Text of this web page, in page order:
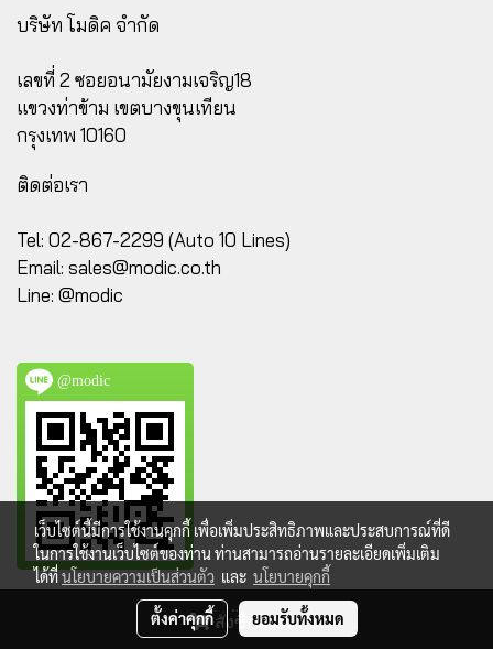
สั่งซื้อสินค้า
บริษัท โมดิค จำกัด
เลขที่ 2 ซอยอนามัยงามเจริญ18
แขวงท่าข้าม เขตบางขุนเทียน
กรุงเทพ 10160
ติดต่อเรา
Tel: 02-867-2299 (Auto 10 Lines)
Email: sales@modic.co.th
Line: @modic
@modic
@ Copyright 2023 All Rights Reserved. MODIC.CO.TH
เว็บไซต์นี้มีการใช้งานคุกกี้ เพื่อเพิ่มประสิทธิภาพและประสบการณ์ที่ดี
ในการใช้งานเว็บไซต์ของท่าน ท่านสามารถอ่านรายละเอียดเพิ่มเติม
ได้ที่นโยบายความเป็นส่วนตัว และ นโยบายคุกกี้
ตั้งค่าคุกกี้ ยอมรับทั้งหมด